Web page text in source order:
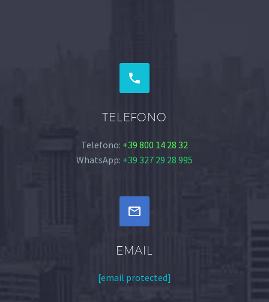


TELEFONO
Telefono: +39 800 14 28 32
WhatsApp: +39 327 29 28 995


EMAIL
[email protected]